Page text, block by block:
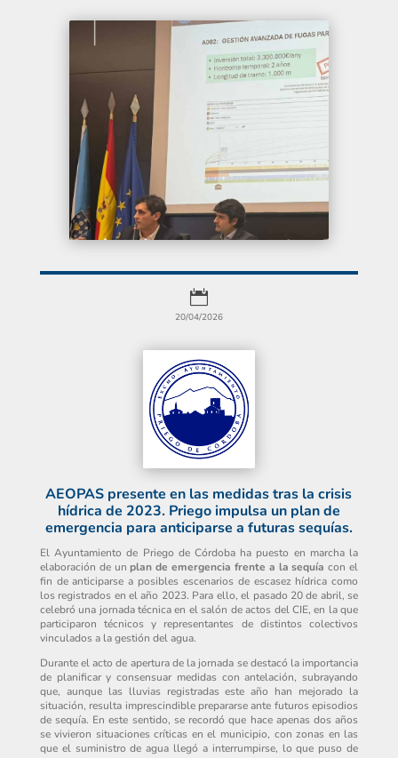

20/04/2026
AEOPAS presente en las medidas tras la crisis
hídrica de 2023. Priego impulsa un plan de
emergencia para anticiparse a futuras sequías.
El Ayuntamiento de Priego de Córdoba ha puesto en marcha la
elaboración de unplan de emergencia frente a la sequía con el
fin de anticiparse a posibles escenarios de escasez hídrica como
los registrados en el año 2023. Para ello, el pasado 20 de abril, se
celebró una jornada técnica en el salón de actos del CIE, en la que
participaron técnicos y representantes de distintos colectivos
vinculados a la gestión del agua.
Durante el acto de apertura de la jornada se destacó la importancia
de planificar y consensuar medidas con antelación, subrayando
que, aunque las lluvias registradas este año han mejorado la
situación, resulta imprescindible prepararse ante futuros episodios
de sequía. En este sentido, se recordó que hace apenas dos años
se vivieron situaciones críticas en el municipio, con zonas en las
que el suministro de agua llegó a interrumpirse, lo que puso de